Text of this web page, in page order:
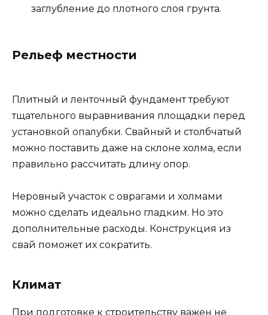
заглубление до плотного слоя грунта.
Рельеф местности
Плитный и ленточный фундамент требуют
тщательного выравнивания площадки перед
установкой опалубки. Свайный и столбчатый
можно поставить даже на склоне холма, если
правильно рассчитать длину опор.
Неровный участок с оврагами и холмами
можно сделать идеально гладким. Но это
дополнительные расходы. Конструкция из
свай поможет их сократить.
Климат
При подготовке к строительству важен не